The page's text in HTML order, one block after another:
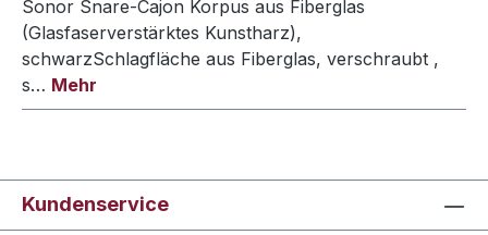
Sonor Snare-Cajon Korpus aus Fiberglas
(Glasfaserverstärktes Kunstharz),
schwarzSchlagfläche aus Fiberglas, verschraubt ,
s… Mehr
Kundenservice